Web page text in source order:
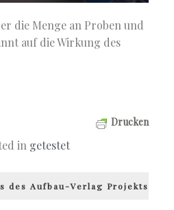
die Menge an Proben und
auf die Wirkung des
Drucken
in getestet
des Aufbau-Verlag Projekts